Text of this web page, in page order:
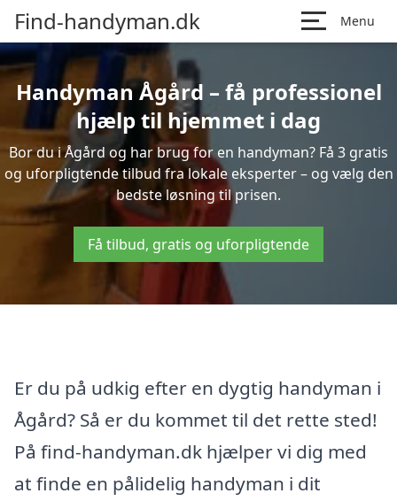
Find-handyman.dk Menu
Handyman Ågård – få professionel
hjælp til hjemmet i dag
Bor du i Ågård og har brug for en handyman? Få 3 gratis
og uforpligtende tilbud fra lokale eksperter – og vælg den
bedste løsning til prisen.
Få tilbud, gratis og uforpligtende
Er du på udkig efter en dygtig handyman i
Ågård? Så er du kommet til det rette sted!
På find-handyman.dk hjælper vi dig med
at finde en pålidelig handyman i dit